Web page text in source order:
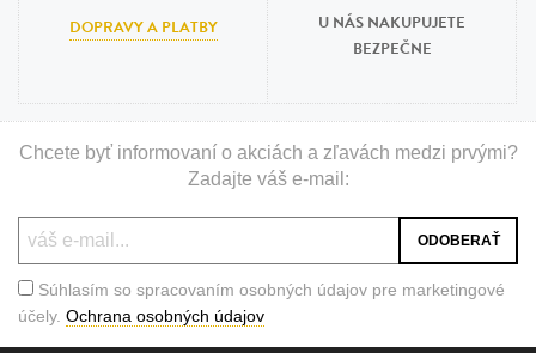
DOPRAVY A PLATBY
U NÁS NAKUPUJETE
BEZPEČNE
Chcete byť informovaní o akciách a zľavách medzi prvými?
Zadajte váš e-mail:
Súhlasím so spracovaním osobných údajov pre marketingové
účely. Ochrana osobných údajov